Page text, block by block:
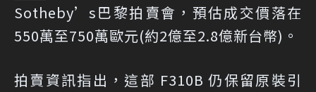
Sotheby’s巴黎拍賣會，預估成交價落在
550萬至750萬歐元(約2億至2.8億新台幣)。
拍賣資訊指出，這部 F310B 仍保留原裝引